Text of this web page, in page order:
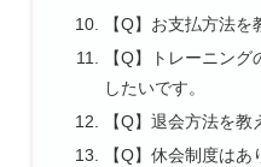
【Q】お支払方法を
【Q】トレーニン
したいです。
【Q】退会方法を教
【Q】休会制度はあ